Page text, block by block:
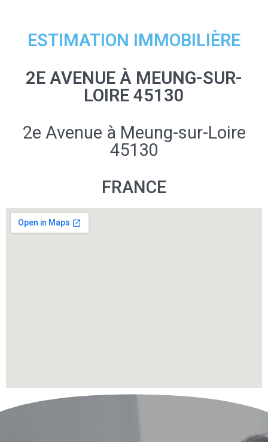
ESTIMATION IMMOBILIÈRE
2E AVENUE À MEUNG-SUR-
LOIRE 45130
2e Avenue à Meung-sur-Loire
45130
FRANCE